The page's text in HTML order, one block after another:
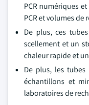
PCR numériques
PCR et volumes
De plus, ces
scellement et un
chaleur rapide et
De plus, les
échantillons et
laboratoires de